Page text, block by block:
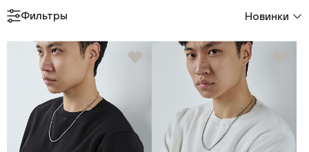
Фильтры Новинки